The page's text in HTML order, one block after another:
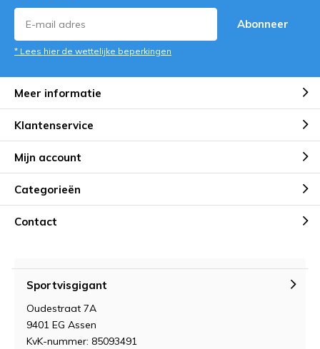
Abonneer
* Lees hier de wettelijke beperkingen
Meer informatie
Klantenservice
Mijn account
Categorieën
Contact
Sportvisgigant
Oudestraat 7A
9401 EG Assen
KvK-nummer: 85093491